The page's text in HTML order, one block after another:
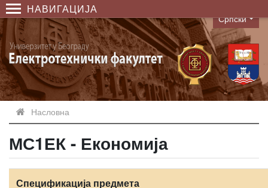
НАВИГАЦИЈА
Language
Српски
Насловна
МС1ЕК - Економија
Спецификација предмета